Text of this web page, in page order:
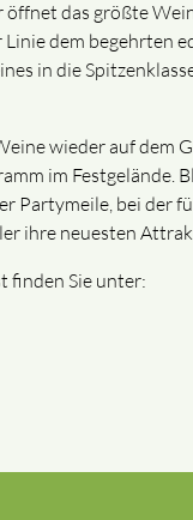
das größte
dem begehrten
in die
wieder auf dem
im Festgelände.
Partymeile, bei der
ihre neuesten
finden Sie unter: